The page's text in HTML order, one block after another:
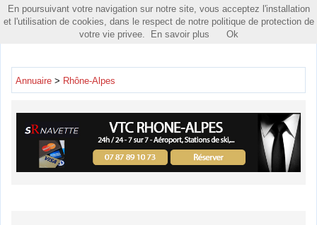
Toggle
Annuaire > Rhône-Alpes
En poursuivant votre navigation sur notre site, vous acceptez l'installation
et l'utilisation de cookies, dans le respect de notre politique de protection de
votre vie privee.
En savoir plus Ok